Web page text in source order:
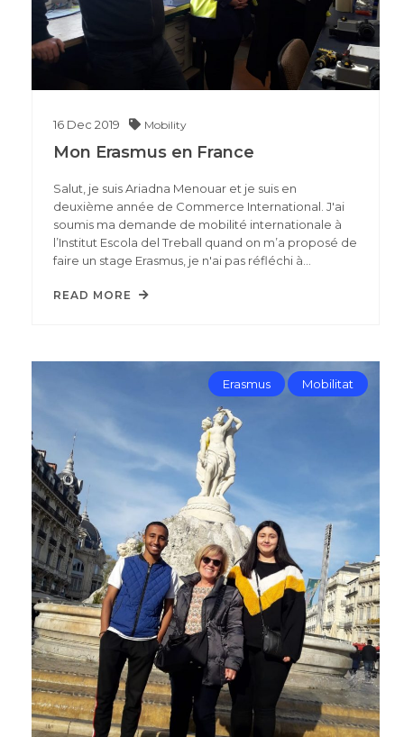
16 Dec 2019 Mobility
Mon Erasmus en France
Salut, je suis Ariadna Menouar et je suis en
deuxième année de Commerce International. J'ai
soumis ma demande de mobilité internationale à
l’Institut Escola del Treball quand on m’a proposé de
faire un stage Erasmus, je n'ai pas réfléchi à…
READ MORE
Erasmus Mobilitat